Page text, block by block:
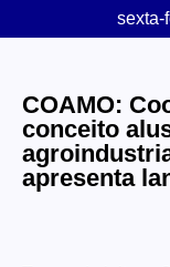
sexta-
COAMO:
conceito
apresenta